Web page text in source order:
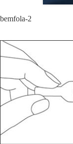
bemfola-2